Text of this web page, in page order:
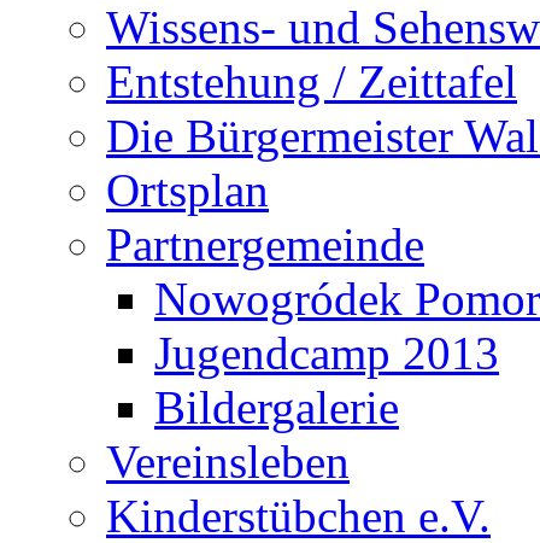
Wissens- und
Entstehung / Zeittafel
Die Bürgermeister
Ortsplan
Partnergemeinde
Nowogródek
Jugendcamp 2013
Bildergalerie
Vereinsleben
Kinderstübchen e.V.